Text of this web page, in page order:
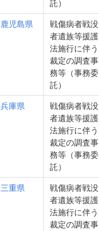
託）
鹿児島県
戦傷病者戦没
者遺族等援護
法施行に伴う
裁定の調査事
務等（事務委
託）
兵庫県
戦傷病者戦没
者遺族等援護
法施行に伴う
裁定の調査事
務等（事務委
託）
三重県
戦傷病者戦没
者遺族等援護
法施行に伴う
裁定の調査事